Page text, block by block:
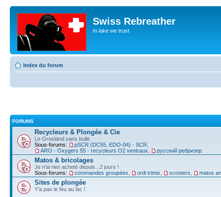
Swiss Rebreather
In lake we trust
Index du forum
FORUMS
Recycleurs & Plongée & Cie
Le Grosland sans bulle
Sous-forums:
pSCR (DC55, EDO-04) - SCR
ARO - Oxygers 55 - recycleurs O2 ventraux
русский ребризер
Matos & bricolages
Je n'ai rien acheté depuis...2 jours !
Sous-forums:
commandes groupées ordi trimix scooters matos
Sites de plongée
Y'a pas le feu au lac !